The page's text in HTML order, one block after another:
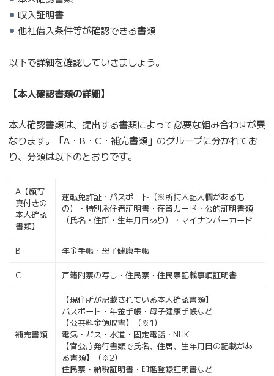
収入証明書
他社借入条件等が確認できる書類
以下で詳細を確認していきましょう。
【本人確認書類の詳細】
本人確認書類は、提出する書類によって必要な組み合わせが異
なります。「A・B・C・補完書類」のグループに分かれてお
り、分類は以下のとおりです。
A【顔写
真付きの
本人確認
書類】
運転免許証・パスポート（※所持人記入欄があるも
の）・特別永住者証明書・在留カード・公的証明書類
（氏名・住所・生年月日あり）・マイナンバーカード
B 年金手帳・母子健康手帳
C 戸籍附票の写し・住民票・住民票記載事項証明書
補完書類
【現住所が記載されている本人確認書類】
パスポート・年金手帳・母子健康手帳など
【公共料金領収書】（※1）
電気・ガス・水道・固定電話・NHK
【官公庁発行書類で氏名、住居、生年月日の記載があ
る書類】（※2）
住民票・納税証明書・印鑑登録証明書など